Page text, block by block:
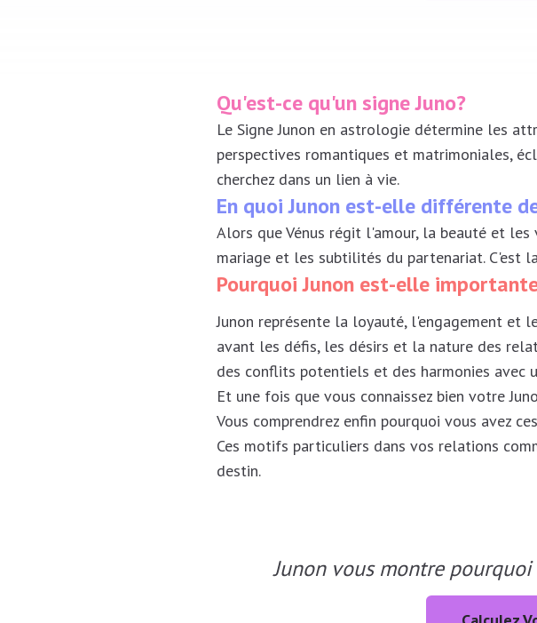
Qu'est-ce qu'un signe Juno?
Le Signe Junon en astrologie détermine les
perspectives romantiques et matrimoniales,
cherchez dans un lien à vie.
En quoi Junon est-elle différente
Alors que Vénus régit l'amour, la beauté et
mariage et les subtilités du partenariat. C'est
Pourquoi Junon est-elle
Junon représente la loyauté, l'engagement et
avant les défis, les désirs et la nature des
des conflits potentiels et des harmonies avec
Et une fois que vous connaissez bien votre
Vous comprendrez enfin pourquoi vous avez
Ces motifs particuliers dans vos relations
destin.
Junon vous montre